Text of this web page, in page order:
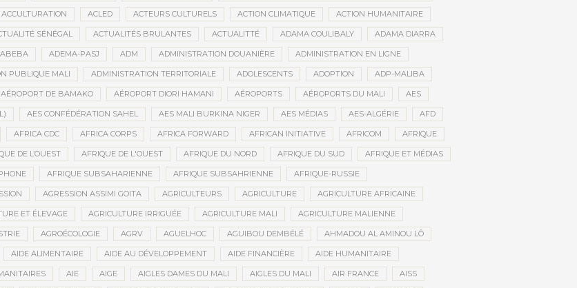
ACCULTURATION ACLED ACTEURS CULTURELS ACTION CLIMATIQUE ACTION HUMANITAIRE
SÉNÉGAL ACTUALITÉS BRULANTES ACTUALITTÉ ADAMA COULIBALY ADAMA DIARRA
ADEMA-PASJ ADM ADMINISTRATION DOUANIÈRE ADMINISTRATION EN LIGNE
PUBLIQUE MALI ADMINISTRATION TERRITORIALE ADOLESCENTS ADOPTION ADP-MALIBA
AÉROPORT DE BAMAKO AÉROPORT DIORI HAMANI AÉROPORTS AÉROPORTS DU MALI AES
AES CONFÉDÉRATION SAHEL AES MALI BURKINA NIGER AES MÉDIAS AES-ALGÉRIE AFD
AFRICA CDC AFRICA CORPS AFRICA FORWARD AFRICAN INITIATIVE AFRICOM AFRIQUE
DE L’OUEST AFRIQUE DE L'OUEST AFRIQUE DU NORD AFRIQUE DU SUD AFRIQUE ET MÉDIAS
AFRIQUE SUBSAHARIENNE AFRIQUE SUBSAHRIENNE AFRIQUE-RUSSIE
AGRESSION ASSIMI GOITA AGRICULTEURS AGRICULTURE AGRICULTURE AFRICAINE
ET ÉLEVAGE AGRICULTURE IRRIGUÉE AGRICULTURE MALI AGRICULTURE MALIENNE
AGROÉCOLOGIE AGRV AGUELHOC AGUIBOU DEMBÉLÉ AHMADOU AL AMINOU LÔ
AIDE ALIMENTAIRE AIDE AU DÉVELOPPEMENT AIDE FINANCIÈRE AIDE HUMANITAIRE
AIE AIGE AIGLES DAMES DU MALI AIGLES DU MALI AIR FRANCE AISS